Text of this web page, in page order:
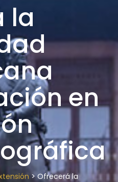
la
en
>Ofrecerá la